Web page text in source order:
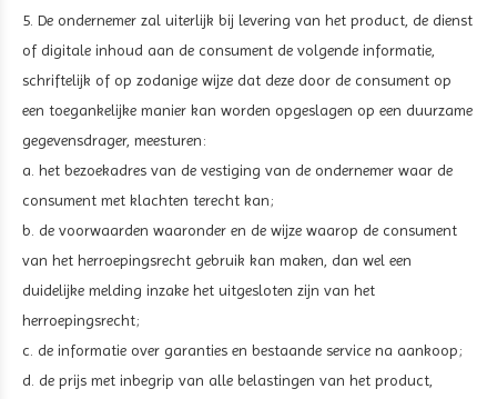
5. De ondernemer zal uiterlijk bij levering van het product, de dienst
of digitale inhoud aan de consument de volgende informatie,
schriftelijk of op zodanige wijze dat deze door de consument op
een toegankelijke manier kan worden opgeslagen op een duurzame
gegevensdrager, meesturen:
a. het bezoekadres van de vestiging van de ondernemer waar de
consument met klachten terecht kan;
b. de voorwaarden waaronder en de wijze waarop de consument
van het herroepingsrecht gebruik kan maken, dan wel een
duidelijke melding inzake het uitgesloten zijn van het
herroepingsrecht;
c. de informatie over garanties en bestaande service na aankoop;
d. de prijs met inbegrip van alle belastingen van het product,